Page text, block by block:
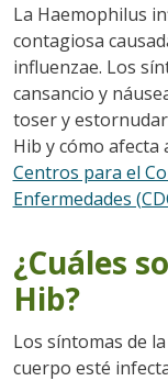
La Haemophilus
contagiosa
influenzae. Los
cansancio y
toser y
Hib y cómo afecta
Centros para el
Enfermedades
¿Cuáles
Hib?
Los síntomas de
cuerpo esté